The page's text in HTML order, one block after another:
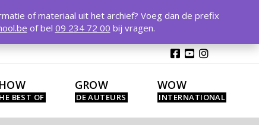
GROW WOW
of materiaal uit het archief? Voeg dan de prefix
of bel 09 234 72 00 bij vragen.